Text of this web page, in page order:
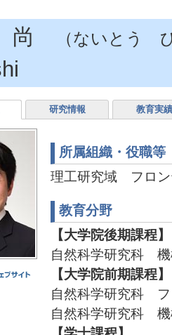
尚 （ないとう
研究情報 教育実績
所属組織・役職等
理工研究域 フロン
教育分野
【大学院後期課程】
自然科学研究科 機
【大学院前期課程】
自然科学研究科 フ
自然科学研究科 機